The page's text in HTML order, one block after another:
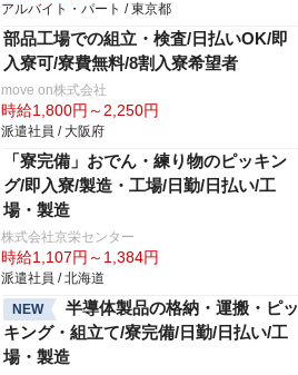
アルバイト・パート / 東京都
部品工場での組立・検査/日払いOK/即
入寮可/寮費無料/8割入寮希望者
move on株式会社
時給1,800円～2,250円
派遣社員 / 大阪府
「寮完備」おでん・練り物のピッキン
グ/即入寮/製造・工場/日勤/日払い/工
場・製造
株式会社京栄センター
時給1,107円～1,384円
派遣社員 / 北海道
NEW
半導体製品の格納・運搬・ピッ
キング・組立て/寮完備/日勤/日払い/工
場・製造